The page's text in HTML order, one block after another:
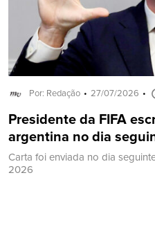
Por: Redação 27/07/2026
Presidente da FIFA
argentina no dia
Carta foi enviada no dia
2026